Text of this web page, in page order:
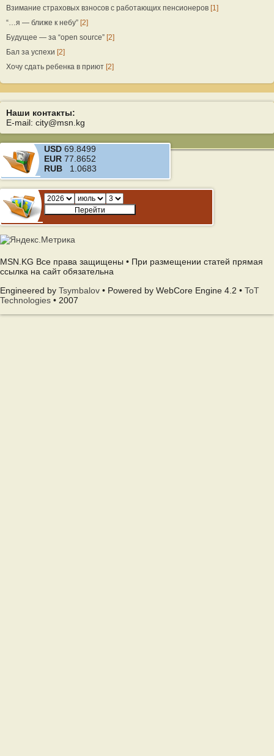
Взимание страховых взносов с работающих пенсионеров [1]
“…я — ближе к небу” [2]
Будущее — за “open source” [2]
Бал за успехи [2]
Хочу сдать ребенка в приют [2]
Наши контакты:
E-mail: city@msn.kg
USD 69.8499
EUR 77.8652
RUB 1.0683
MSN.KG Все права защищены • При размещении статей прямая
ссылка на сайт обязательна
Engineered by Tsymbalov • Powered by WebCore Engine 4.2 • ToT
Technologies • 2007